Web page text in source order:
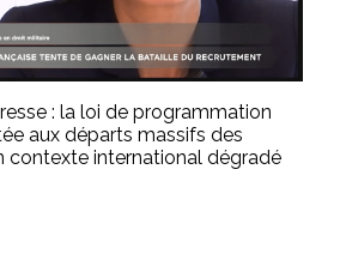
: la loi de programmation
aux départs massifs des
contexte international dégradé